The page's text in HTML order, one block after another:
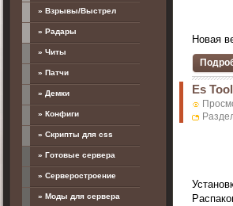
Новая
Es
» Взрывы/Выстрел
» Радары
» Читы
» Патчи
» Демки
» Конфиги
» Скрипты для css
» Готовые сервера
» Серверостроение
» Моды для сервера